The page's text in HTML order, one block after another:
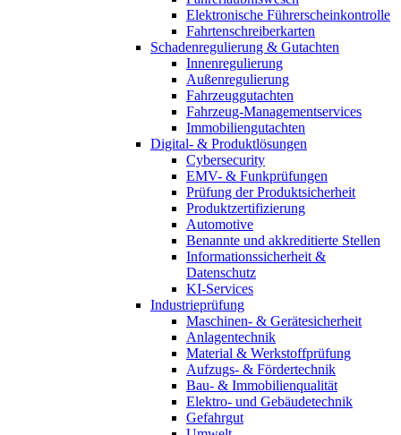
Elektronische Führerscheinkontrolle
Fahrtenschreiberkarten
Schadenregulierung & Gutachten
Innenregulierung
Außenregulierung
Fahrzeuggutachten
Fahrzeug-Managementservices
Immobiliengutachten
Digital- & Produktlösungen
Cybersecurity
EMV- & Funkprüfungen
Prüfung der Produktsicherheit
Produktzertifizierung
Automotive
Benannte und akkreditierte Stellen
Informationssicherheit &
Datenschutz
KI-Services
Industrieprüfung
Maschinen- & Gerätesicherheit
Anlagentechnik
Material & Werkstoffprüfung
Aufzugs- & Fördertechnik
Bau- & Immobilienqualität
Elektro- und Gebäudetechnik
Gefahrgut